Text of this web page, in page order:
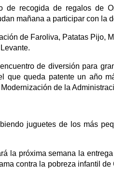
de recogida de regalos de
mañana a participar con la
de Faroliva, Patatas Pijo,
de diversión para
que queda patente un año
de la
juguetes de los más
la próxima semana la
contra la pobreza infantil